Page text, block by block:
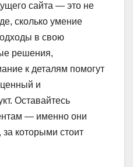
сайта — это не
сколько умение
в свою
решения,
к деталям помогут
ценный и
Оставайтесь
— именно они
которыми стоит